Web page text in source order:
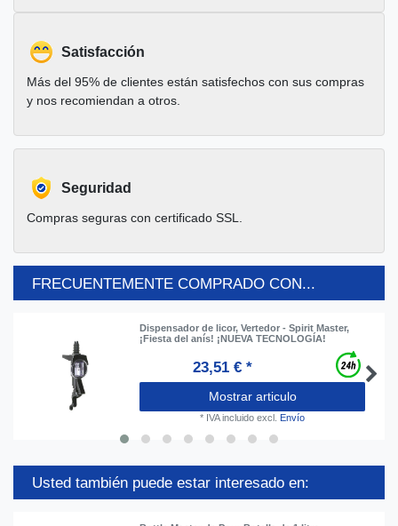
Satisfacción
Más del 95% de clientes están satisfechos con sus compras
y nos recomiendan a otros.
Seguridad
Compras seguras con certificado SSL.
FRECUENTEMENTE COMPRADO CON...
Dispensador de licor, Vertedor - Spirit Master,
¡Fiesta del anís! ¡NUEVA TECNOLOGÍA!
23,51 € *
Mostrar articulo
* IVA incluido excl. Envío
Usted también puede estar interesado en: